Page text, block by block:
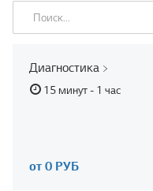
Диагностика
15 минут - 1 час
от 0 РУБ